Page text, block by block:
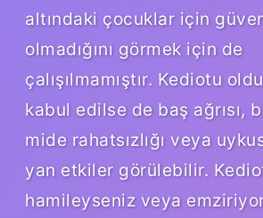
altındaki çocuklar için
olmadığını görmek için de
çalışılmamıştır. Kediotu
kabul edilse de baş ağrısı,
mide rahatsızlığı veya
yan etkiler görülebilir.
hamileyseniz veya